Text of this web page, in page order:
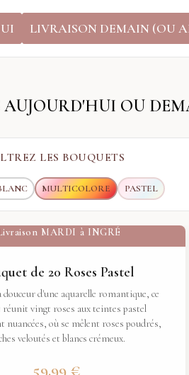
LIVRAISON DEMAIN (OU
AUJOURD'HUI OU
LES BOUQUETS
MULTICOLORE PASTEL
MARDI à INGRÉ
de 20 Roses Pastel
douceur d'une aquarelle romantique, ce
réunit vingt roses aux teintes pastel
nuancées, où se mêlent roses poudrés,
veloutés et blancs crémeux.
59.99 €